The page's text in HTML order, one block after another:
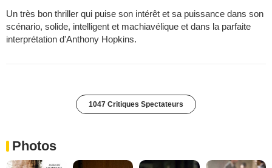
Un très bon thriller qui puise son intérêt et sa puissance dans son
scénario, solide, intelligent et machiavélique et dans la parfaite
interprétation d'Anthony Hopkins.
1047 Critiques Spectateurs
Photos